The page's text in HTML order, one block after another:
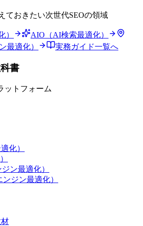
ておきたい次世代SEOの領域
）
AIO（AI検索最適化）
最適化）
実務ガイド一覧へ
書
ットフォーム
化）
ン最適化）
ジン最適化）